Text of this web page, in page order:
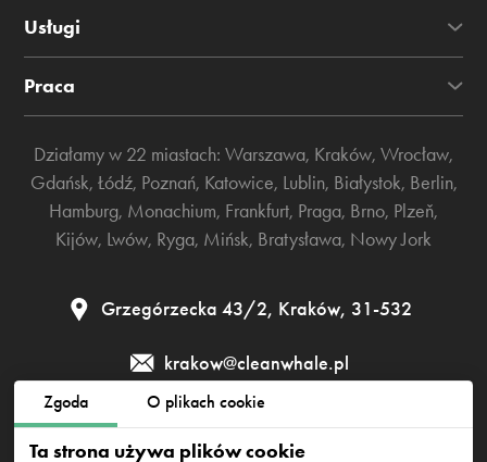
Zgoda O plikach cookie
Ta strona używa plików cookie
Usługi
Praca
Działamy w 22 miastach: Warszawa, Kraków, Wrocław,
Gdańsk, Łódź, Poznań, Katowice, Lublin, Białystok, Berlin,
Hamburg, Monachium, Frankfurt, Praga, Brno, Plzeň,
Kijów, Lwów, Ryga, Mińsk, Bratysława, Nowy Jork
Grzegórzecka 43/2, Kraków, 31-532
krakow@cleanwhale.pl